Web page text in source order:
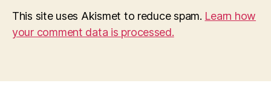
This site uses Akismet to reduce spam. Learn how
your comment data is processed.